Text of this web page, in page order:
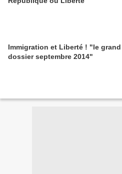
Immigration et Liberté ! "le grand
dossier septembre 2014"